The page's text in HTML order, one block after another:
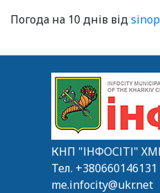
Погода на 10 днів від
КНП "ІНФОСІТІ"
Тел. +380660146131
me.infocity@ukr.net